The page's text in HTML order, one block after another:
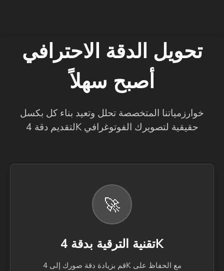
تحويل الدقة الاحترافي
أصبح سهلاً
خوارزمياتنا المتخصصة تحلل وتعيد بناء كل بكسل
لتقديم دقة 4K حقيقية لتصويرك الفوتوغرافي
🚀
تقنية الترقية بدقة 4K
قم بزيادة دقة صورك إلى 4K مع الحفاظ على